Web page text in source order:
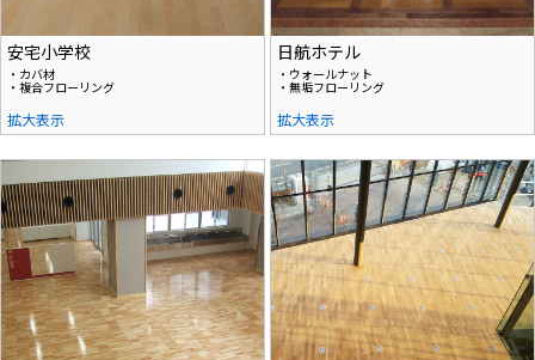
安宅小学校
・カバ材
・複合フローリング
拡大表示
日航ホテル
・ウォールナット
・無垢フローリング
拡大表示